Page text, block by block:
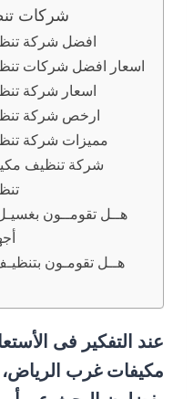
شركات
افضل شركة
اسعار افضل شركات
اسعار شركة
ارخص شركة
مميزات شركة
شركة تنظيف
هــل تقومــون
هــل تقومـون
عند التفكير فى
مكيفات غرب